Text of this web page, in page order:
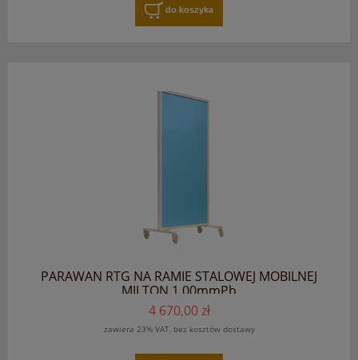
do koszyka
PARAWAN RTG NA RAMIE STALOWEJ MOBILNEJ
MILTON 1.00mmPb
4 670,00 zł
zawiera 23% VAT, bez kosztów dostawy